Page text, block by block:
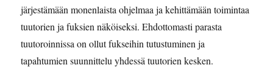
järjestämään monenlaista ohjelmaa ja kehittämään toimintaa
tuutorien ja fuksien näköiseksi. Ehdottomasti parasta
tuutoroinnissa on ollut fukseihin tutustuminen ja
tapahtumien suunnittelu yhdessä tuutorien kesken.